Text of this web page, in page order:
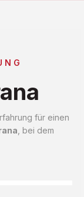
für einen
, bei dem